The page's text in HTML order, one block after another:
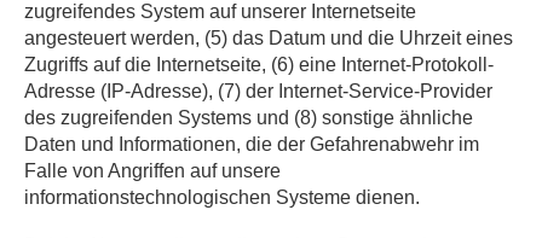
zugreifendes System auf unserer Internetseite
angesteuert werden, (5) das Datum und die Uhrzeit eines
Zugriffs auf die Internetseite, (6) eine Internet-Protokoll-
Adresse (IP-Adresse), (7) der Internet-Service-Provider
des zugreifenden Systems und (8) sonstige ähnliche
Daten und Informationen, die der Gefahrenabwehr im
Falle von Angriffen auf unsere
informationstechnologischen Systeme dienen.